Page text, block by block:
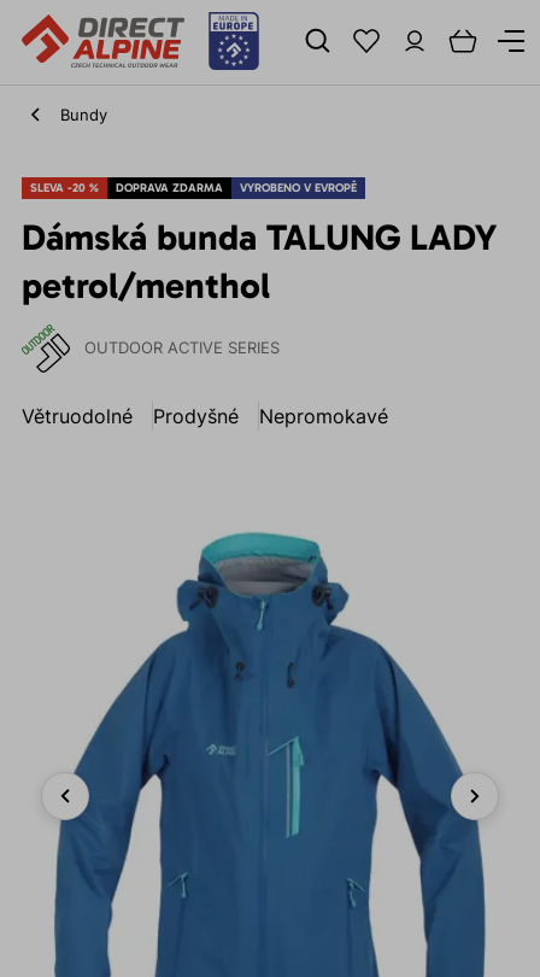
Bundy
SLEVA -20 % DOPRAVA ZDARMA VYROBENO V EVROPĚ
Dámská bunda TALUNG LADY
petrol/menthol
OUTDOOR ACTIVE SERIES
Větruodolné Prodyšné Nepromokavé
Previous Next